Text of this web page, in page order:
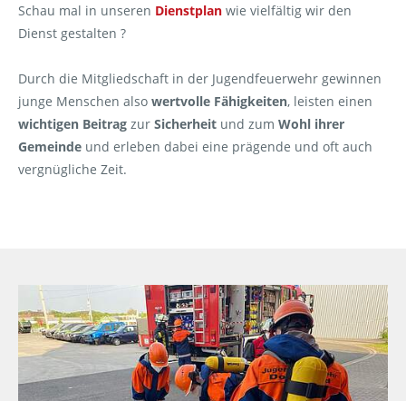
Schau mal in unseren Dienstplan wie vielfältig wir den
Dienst gestalten ?
Durch die Mitgliedschaft in der Jugendfeuerwehr gewinnen
junge Menschen also wertvolle Fähigkeiten, leisten einen
wichtigen Beitrag zur Sicherheit und zum Wohl ihrer
Gemeinde und erleben dabei eine prägende und oft auch
vergnügliche Zeit.